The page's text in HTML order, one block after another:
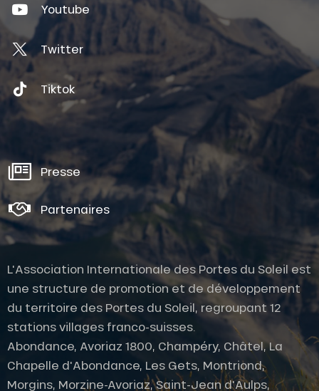
Description
Youtube
Twitter
Tiktok
Presse
Partenaires
L'Association Internationale des Portes du Soleil est
une structure de promotion et de développement
du territoire des Portes du Soleil, regroupant 12
stations villages franco-suisses.
Abondance, Avoriaz 1800, Champéry, Châtel, La
Chapelle d'Abondance, Les Gets, Montriond,
Morgins, Morzine-Avoriaz, Saint-Jean d'Aulps,